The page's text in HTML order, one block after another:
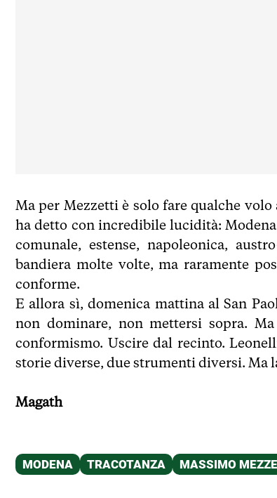
Ma per Mezzetti è solo fare qualche
ha detto con incredibile lucidità:
comunale, estense, napoleonica,
bandiera molte volte, ma raramente
conforme.
E allora sì, domenica mattina al San
non dominare, non mettersi sopra.
conformismo. Uscire dal recinto.
storie diverse, due strumenti diversi. Ma
Magath